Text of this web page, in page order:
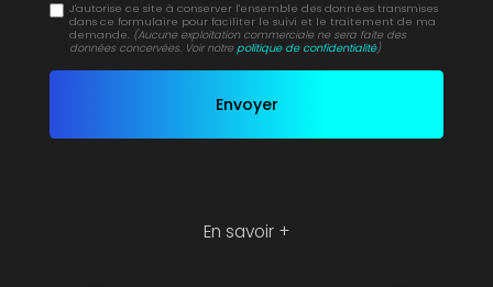
J'autorise ce site à conserver l'ensemble des données transmises
dans ce formulaire pour faciliter le suivi et le traitement de ma
demande. (Aucune exploitation commerciale ne sera faite des
données concervées. Voir notrepolitique de confidentialité)
En savoir +